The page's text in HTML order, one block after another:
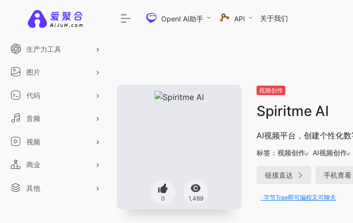
生产力工具
图片
代码
音频
视频
商业
其他
OpenI AI助手 API 关于我们
0 1,489
视频创作
Spiritme AI
AI视频平台，创建个性化
标签： 视频创作 AI视频创作
链接直达 手机查看
DeepSeek-R1、V3满血版免费用！- 字节Trae即可编程又可聊天